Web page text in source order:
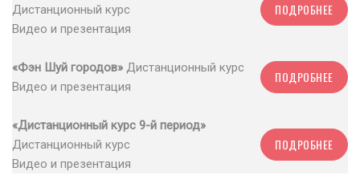
Дистанционный курс
Видео и презентация
ПОДРОБНЕЕ
«Фэн Шуй городов» Дистанционный курс
Видео и презентация
ПОДРОБНЕЕ
«Дистанционный курс 9-й период»
Дистанционный курс
Видео и презентация
ПОДРОБНЕЕ